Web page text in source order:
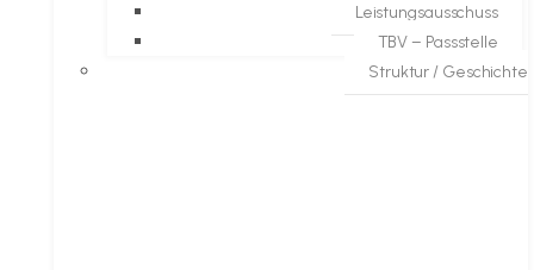
Leistungsausschuss
TBV – Passstelle
Struktur / Geschichte